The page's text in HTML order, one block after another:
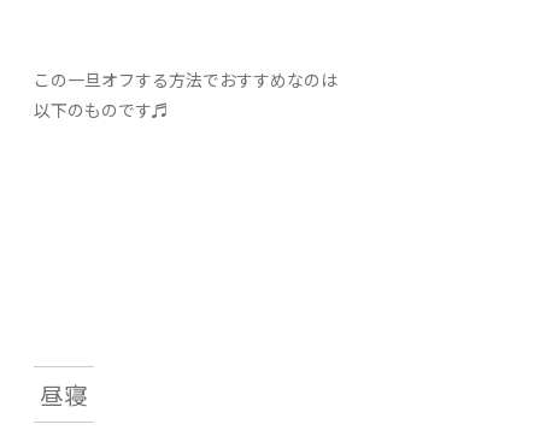
この一旦オフする方法でおすすめなのは
以下のものです♬
昼寝